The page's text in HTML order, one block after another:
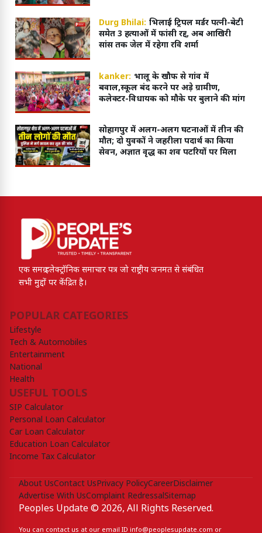
Durg Bhilai: भिलाई ट्रिपल मर्डर पत्नी-बेटी
समेत 3 हत्याओं में फांसी रद्द, अब आखिरी
सांस तक जेल में रहेगा रवि शर्मा
kanker: भालू के खौफ से गांव में
बवाल,स्कूल बंद करने पर अड़े ग्रामीण,
कलेक्टर-विधायक को मौके पर बुलाने की मांग
सोहागपुर में अलग-अलग घटनाओं में तीन की
मौत; दो युवकों ने जहरीला पदार्थ का किया
सेवन, अज्ञात वृद्ध का शव पटरियों पर मिला
एक समग्र इलेक्ट्रॉनिक समाचार पत्र जो राष्ट्रीय जनमत से संबंधित
सभी मुद्दों पर केंद्रित है।
POPULAR CATEGORIES
Lifestyle
Tech & Automobiles
Entertainment
National
Health
USEFUL TOOLS
SIP Calculator
Personal Loan Calculator
Car Loan Calculator
Education Loan Calculator
Income Tax Calculator
About UsContact UsPrivacy PolicyCareerDisclaimer
Advertise With UsComplaint RedressalSitemap
Peoples Update © 2026, All Rights Reserved.
You can contact us at our email ID info@peoplesupdate.com or